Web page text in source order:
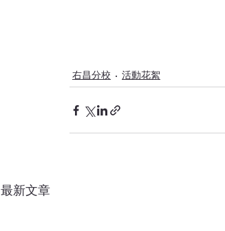
右昌分校 活動花絮
最新文章